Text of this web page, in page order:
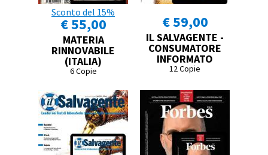
Sconto del 15%
€ 55,00
MATERIA
RINNOVABILE
(ITALIA)
6 Copie
€ 59,00
IL SALVAGENTE -
CONSUMATORE
INFORMATO
12 Copie